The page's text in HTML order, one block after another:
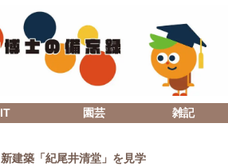
IT 園芸 雑記
新建築「紀尾井清堂」を見学